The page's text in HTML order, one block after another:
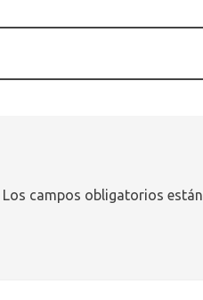
Los campos obligatorios están